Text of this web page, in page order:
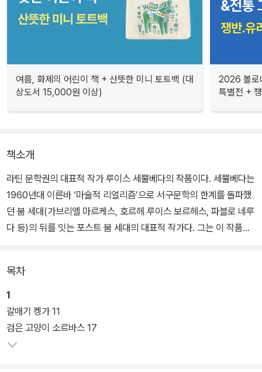
여름, 화제의 어린이 책 + 산뜻한 미니 토트백 (대
상도서 15,000원 이상)
2026 볼로
특별전 +
책소개
라틴 문학권의 대표적 작가 루이스 세뿔베다의 작품이다. 세뿔베다는
1960년대 이른바 ‘마술적 리얼리즘’으로 서구문학의 한계를 돌파했
던 붐 세대(가브리엘 마르케스, 호르헤 루이스 보르헤스, 파블로 네루
다 등)의 뒤를 잇는 포스트 붐 세대의 대표적 작가다. 그는 이 작품에
로 그려내고 있다.
오염된 바닷물 때문에 죽음을 맞게 된 갈매기가 우연히 만난 고양이
에게 알을 보호하고, 새끼가 태어나면 나는 법을 가르쳐달라는 부탁
을 하고 결국 죽는다. 이 상황으로부터 갈매기와의 약속을 지키기 위
목차
1
갈매기 켕가 11
검은 고양이 소르바스 17